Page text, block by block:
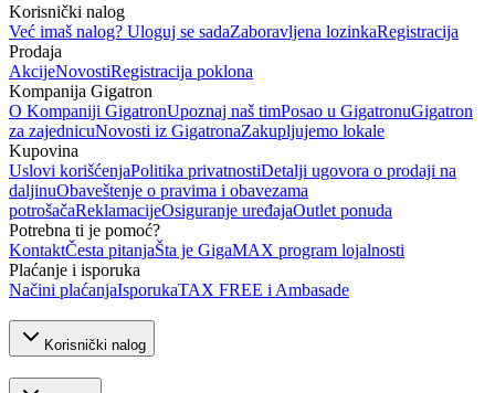
Korisnički nalog
Već imaš nalog? Uloguj se sadaZaboravljena lozinkaRegistracija
Prodaja
AkcijeNovostiRegistracija poklona
Kompanija Gigatron
O Kompaniji GigatronUpoznaj naš timPosao u GigatronuGigatron
za zajednicuNovosti iz GigatronaZakupljujemo lokale
Kupovina
Uslovi korišćenjaPolitika privatnostiDetalji ugovora o prodaji na
daljinuObaveštenje o pravima i obavezama
potrošačaReklamacijeOsiguranje uređajaOutlet ponuda
Potrebna ti je pomoć?
KontaktČesta pitanjaŠta je GigaMAX program lojalnosti
Plaćanje i isporuka
Načini plaćanjaIsporukaTAX FREE i Ambasade
Korisnički nalog